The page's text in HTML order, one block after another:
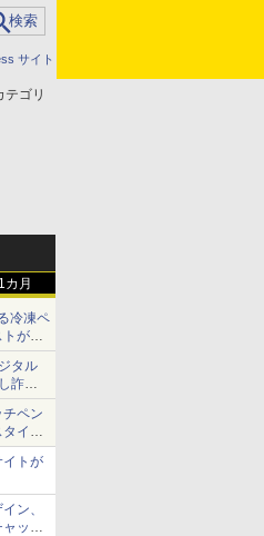
サイト
テゴリ
1カ月
冷凍ペ
がロ
・ろー
？】
タル
詐欺
像を
ペン
イラ
ち替
イトが
ン、
ット